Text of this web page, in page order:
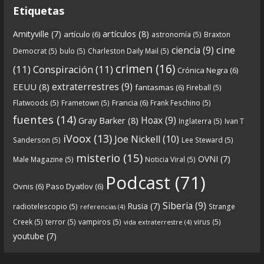
6 0 View on facebook
Crónicas de Nantucket
Descargar
https://www.ivoox.com/cdn-6x05-8211-qanon-
parte-1-origenes-audios-mp3_rf_67157433_1.html
Tras una exhaustiva investigación en los orígenes
y desarrollo de Qanon, la madre de todas las
more
Etiquetas
Amityville (7) artículo (6) artículos (8) astronomía (5) Braxton
Democrat (5) bulo (5) Charleston Daily Mail (5) ciencia (9) cine
(11) Conspiración (11) crimen (16) Crónica Negra (6)
EEUU (8) extraterrestres (9) fantasmas (6) Fireball (5)
Flatwoods (5) Frametown (5) Francia (6) Frank Feschino (5)
fuentes (14) Gray Barker (8) Hoax(9) Inglaterra (5) Ivan T
Sanderson (5) iVoox (13) Joe Nickell (10) Lee Steward (5)
Male Magazine (5) misterio (15) Noticia Viral (5) OVNI (7)
Ovnis (6) Paso Dyatlov (6) Podcast (71)
radiotelescopio (5) referencias (4) Rusia (7) Siberia (9) Strange
Creek (5) terror (5) vampiros (5) vida extraterrestre (4) virus (5)
youtube (7)